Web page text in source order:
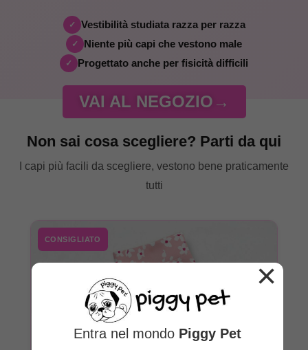
✓ Vestibilità studiata razza per razza
✓ Niente più capi che vestono male
✓ Progettato anche per fisicità difficili
VAI AL NEGOZIO→
Non sai cosa scegliere? Parti da qui
I capi più facili da scegliere, vestono bene praticamente
tutti
CONSIGLIATO
×
Entra nel mondo Piggy Pet